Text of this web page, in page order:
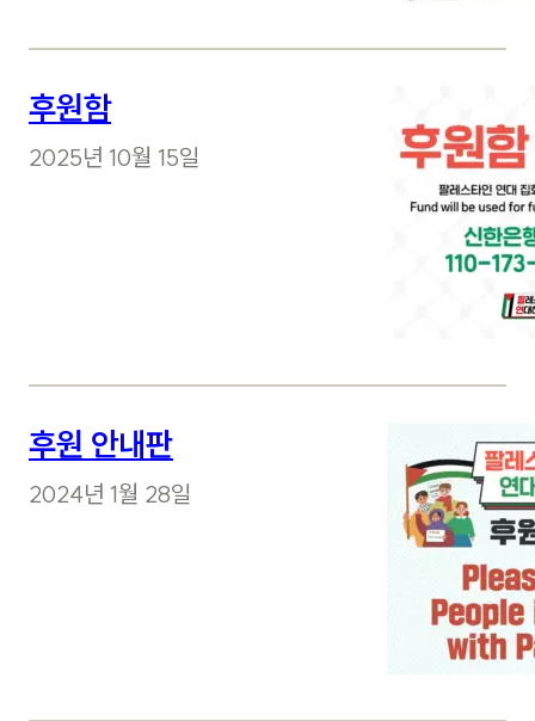
후원함
2025년 10월 15일
후원 안내판
2024년 1월 28일